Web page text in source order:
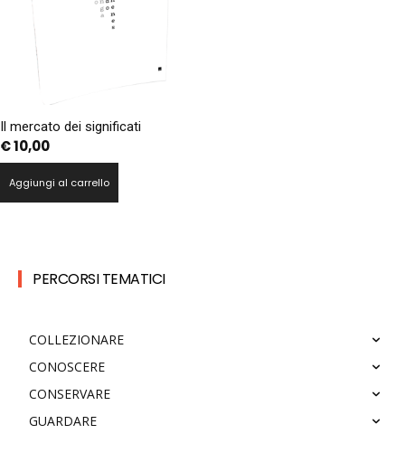
Il mercato dei significati
€10,00
Aggiungi al carrello
PERCORSI TEMATICI
COLLEZIONARE
CONOSCERE
CONSERVARE
GUARDARE